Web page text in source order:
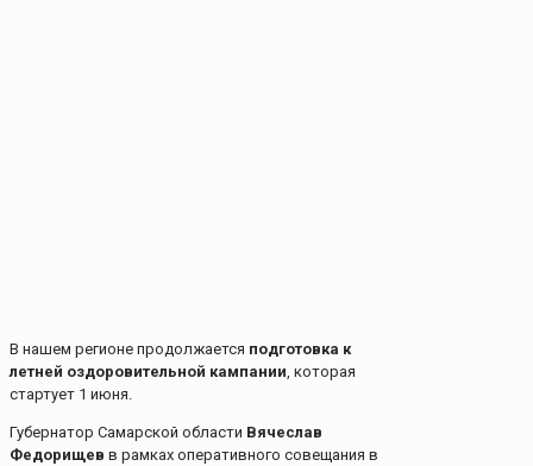
В нашем регионе продолжается подготовка к
летней оздоровительной кампании, которая
стартует 1 июня.
Губернатор Самарской области Вячеслав
Федорищев в рамках оперативного совещания в